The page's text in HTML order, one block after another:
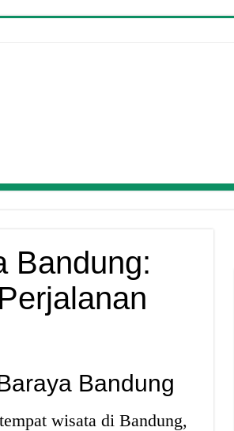
Bandung:
Bandung
wisata di Bandung,